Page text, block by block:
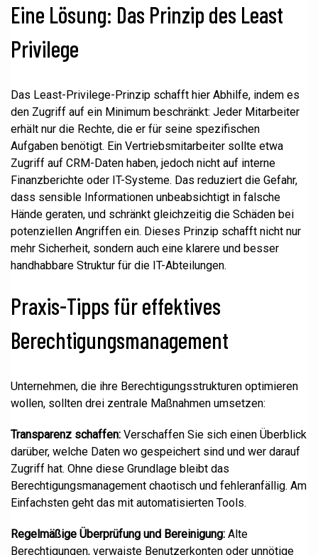
Eine Lösung: Das Prinzip des Least
Privilege
Das Least-Privilege-Prinzip schafft hier Abhilfe, indem es
den Zugriff auf ein Minimum beschränkt: Jeder Mitarbeiter
erhält nur die Rechte, die er für seine spezifischen
Aufgaben benötigt. Ein Vertriebsmitarbeiter sollte etwa
Zugriff auf CRM-Daten haben, jedoch nicht auf interne
Finanzberichte oder IT-Systeme. Das reduziert die Gefahr,
dass sensible Informationen unbeabsichtigt in falsche
Hände geraten, und schränkt gleichzeitig die Schäden bei
potenziellen Angriffen ein. Dieses Prinzip schafft nicht nur
mehr Sicherheit, sondern auch eine klarere und besser
handhabbare Struktur für die IT-Abteilungen.
Praxis-Tipps für effektives
Berechtigungsmanagement
Unternehmen, die ihre Berechtigungsstrukturen optimieren
wollen, sollten drei zentrale Maßnahmen umsetzen:
Transparenz schaffen: Verschaffen Sie sich einen Überblick
darüber, welche Daten wo gespeichert sind und wer darauf
Zugriff hat. Ohne diese Grundlage bleibt das
Berechtigungsmanagement chaotisch und fehleranfällig. Am
Einfachsten geht das mit automatisierten Tools.
Regelmäßige Überprüfung und Bereinigung: Alte
Berechtigungen, verwaiste Benutzerkonten oder unnötige